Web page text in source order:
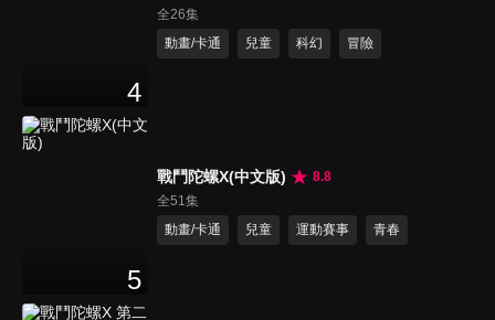
4
全26集
動畫/卡通
兒童 科幻 冒險
5
戰鬥陀螺X(中文版)
8.8
全51集
動畫/卡通
兒童 運動賽事 青春